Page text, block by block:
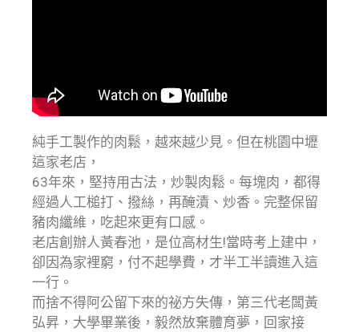
純手工製作的肉鬆，越來越少見。但在桃園中壢
這家老店，
63年來，堅持用古法，炒製肉鬆。每塊肉，都得
經過人工槌打、撥絲，再醃漬、炒香。完整保留
豬肉纖維，吃起來更有口感。
老店創辦人黃春池，是位高材生!當時考上建中，
卻因為家裡窮，付不起學費，才半工半讀進入這
一行。
而捨不得阿公留下來的祕方失傳，第三代老闆黃
弘昇，大學畢業後，毅然放棄體育夢，回家接